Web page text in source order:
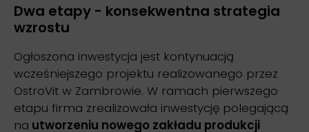
Dwa etapy - konsekwentna strategia
wzrostu
Ogłoszona inwestycja jest kontynuacją
wcześniejszego projektu realizowanego przez
OstroVit w Zambrowie. W ramach pierwszego
etapu firma zrealizowała inwestycję polegającą
na utworzeniu nowego zakładu produkcji